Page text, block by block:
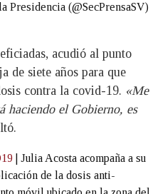
Presidencia (@SecPrensaSV)
acudió al punto
de siete años para que
contra la covid-19. «Me
haciendo el Gobierno, es
| Julia Acosta acompaña a su
de la dosis anti-